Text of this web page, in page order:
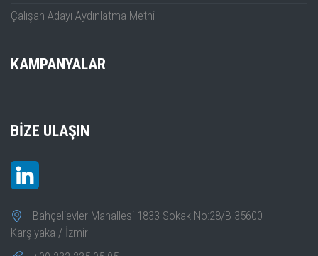
Çalışan Adayı Aydınlatma Metni
KAMPANYALAR
BIZE ULAŞIN
Bahçelievler Mahallesi 1833 Sokak No:28/B 35600
Karşıyaka / İzmir